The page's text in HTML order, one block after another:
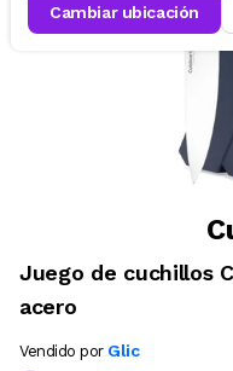
cambiar ubicación
Juego de cuchillos
acero
Vendido por Glic